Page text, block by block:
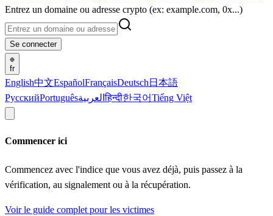
Entrez un domaine ou adresse crypto (ex: example.com, 0x...)
Se connecter
fr
English中文EspañolFrançaisDeutsch 日本語
РусскийPortuguêsالعربيةहिन्दी한국어Tiếng Việt
Commencer ici
Commencez avec l'indice que vous avez déjà, puis passez à la
vérification, au signalement ou à la récupération.
Voir le guide complet pour les victimes